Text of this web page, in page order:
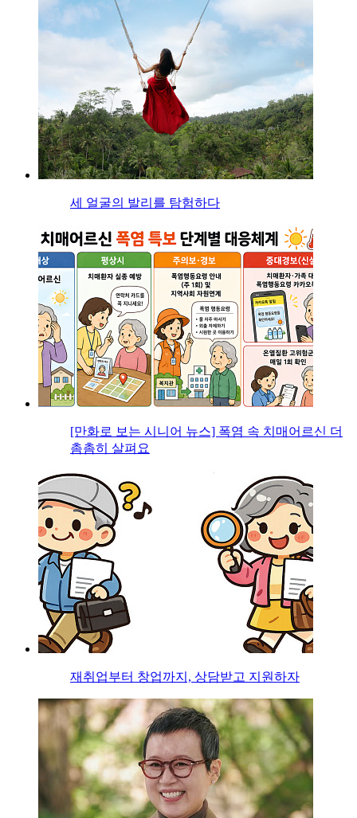
세 얼굴의 발리를 탐험하다
[만화로 보는 시니어 뉴스] 폭염 속 치매어르신 더
촘촘히 살펴요
재취업부터 창업까지, 상담받고 지원하자